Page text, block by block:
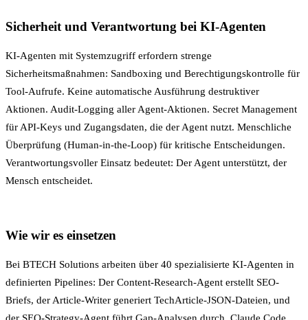
Sicherheit und Verantwortung bei KI-Agenten
KI-Agenten mit Systemzugriff erfordern strenge
Sicherheitsmaßnahmen: Sandboxing und Berechtigungskontrolle für
Tool-Aufrufe. Keine automatische Ausführung destruktiver
Aktionen. Audit-Logging aller Agent-Aktionen. Secret Management
für API-Keys und Zugangsdaten, die der Agent nutzt. Menschliche
Überprüfung (Human-in-the-Loop) für kritische Entscheidungen.
Verantwortungsvoller Einsatz bedeutet: Der Agent unterstützt, der
Mensch entscheidet.
Wie wir es einsetzen
Bei BTECH Solutions arbeiten über 40 spezialisierte KI-Agenten in
definierten Pipelines: Der Content-Research-Agent erstellt SEO-
Briefs, der Article-Writer generiert TechArticle-JSON-Dateien, und